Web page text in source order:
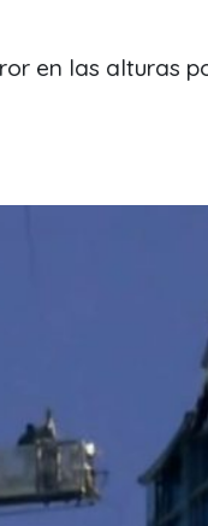
en las alturas